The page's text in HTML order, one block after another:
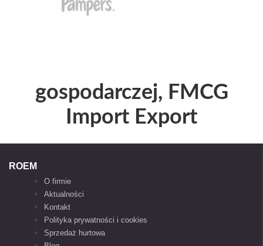
gospodarczej, FMCG
Import Export
ROEM
O firmie
Aktualności
Kontakt
Polityka prywatności i cookies
Sprzedaż hurtowa